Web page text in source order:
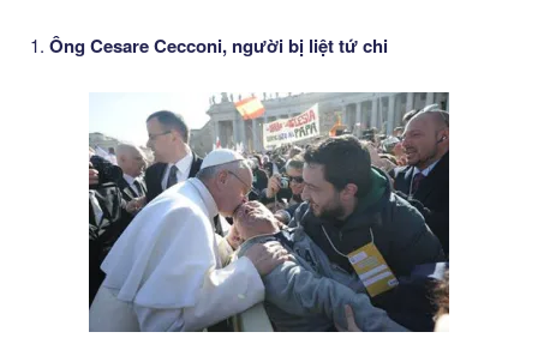
Ông Cesare Cecconi, người bị liệt tứ chi